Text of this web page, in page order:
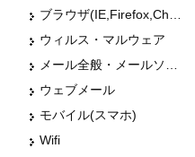
ウィルス・マルウェア
ウェブメール
モバイル(スマホ)
Wifi